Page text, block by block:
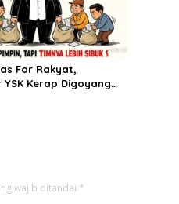
For Rakyat,
YSK Kerap Digoyang
wajib ditandai *